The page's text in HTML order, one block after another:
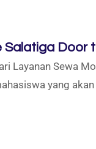
Salatiga Door
Layanan Sewa
yang